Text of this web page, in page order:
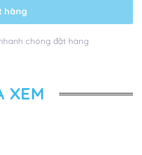
hàng
chóng đặt hàng
XEM